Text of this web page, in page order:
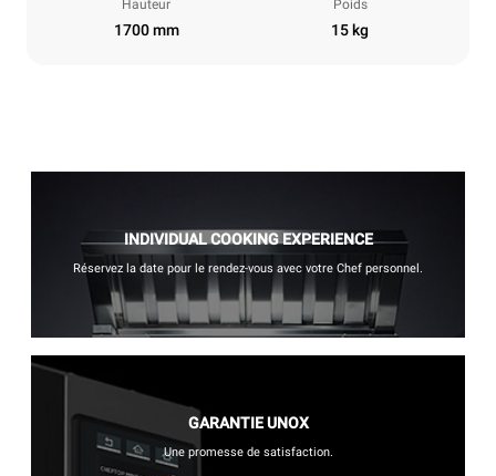
Hauteur
1700 mm
Poids
15 kg
INDIVIDUAL COOKING EXPERIENCE
Réservez la date pour le rendez-vous avec votre Chef personnel.
GARANTIE UNOX
Une promesse de satisfaction.